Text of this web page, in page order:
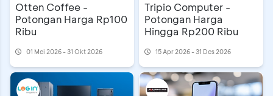
Otten Coffee -
Potongan Harga Rp100
Ribu
01 Mei 2026 - 31 Okt 2026
Tripio Computer -
Potongan Harga
Hingga Rp200 Ribu
15 Apr 2026 - 31 Des 2026